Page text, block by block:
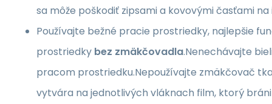
sa môže poškodiť zipsami a kovovými časťami
Používajte bežné pracie prostriedky, najlepšie
prostriedky bez zmäkčovadla.Nenechávajte
pracom prostriedku.Nepoužívajte zmäkčovač
vytvára na jednotlivých vláknach film, ktorý